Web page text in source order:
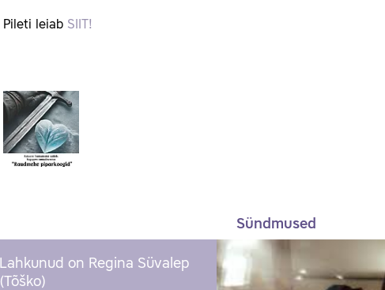
Pileti leiab SIIT!
Lahkunud on Regina Süvalep
(Tõško)
Sündmused